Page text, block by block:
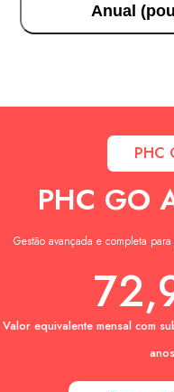
Anual
PHC
PHC GO
Gestão avançada e completa
Valor equivalente mensal com